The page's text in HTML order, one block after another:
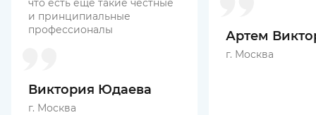
что есть ещё такие честные
и принципиальные
профессионалы
Виктория Юдаева
г. Москва
Артем
г. Москва